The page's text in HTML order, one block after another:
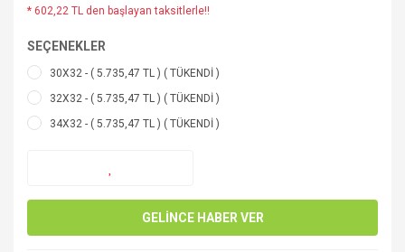
* 602,22 TL den başlayan taksitlerle!!
SEÇENEKLER
30X32 - ( 5.735,47 TL ) ( TÜKENDİ )
32X32 - ( 5.735,47 TL ) ( TÜKENDİ )
34X32 - ( 5.735,47 TL ) ( TÜKENDİ )
GELİNCE HABER VER